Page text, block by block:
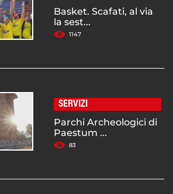
Basket. Scafati, al via
la sest...
1147
SERVIZI
Parchi Archeologici di
Paestum ...
83